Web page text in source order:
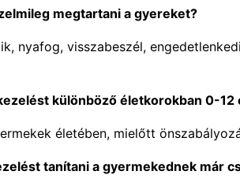
megtartani a gyereket?
nyafog, visszabeszél,
különböző életkorokban 0-12
életében, mielőtt
tanítani a gyermekednek már